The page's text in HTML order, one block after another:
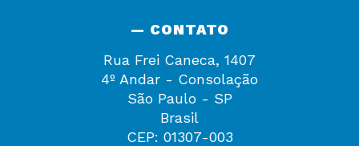
— CONTATO
Rua Frei Caneca, 1407
4º Andar - Consolação
São Paulo - SP
Brasil
CEP: 01307-003